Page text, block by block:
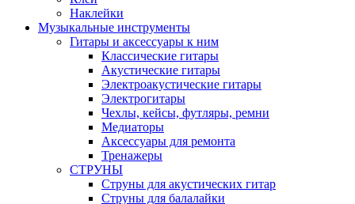
Наклейки
Музыкальные инструменты
Гитары и аксессуары к ним
Классические гитары
Акустические гитары
Электроакустические гитары
Электрогитары
Чехлы, кейсы, футляры, ремни
Медиаторы
Аксессуары для ремонта
Тренажеры
СТРУНЫ
Струны для акустических гитар
Струны для балалайки